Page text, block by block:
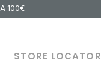
100€
STORE LOCATOR